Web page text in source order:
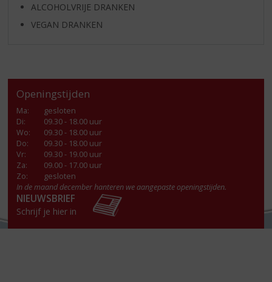
ALCOHOLVRIJE DRANKEN
VEGAN DRANKEN
Openingstijden
Ma:
gesloten
Di:
09.30 - 18.00 uur
Wo:
09.30 - 18.00 uur
Do:
09.30 - 18.00 uur
Vr:
09.30 - 19.00 uur
Za:
09.00 - 17.00 uur
Zo:
gesloten
In de maand december hanteren we aangepaste openingstijden.
NIEUWSBRIEF
Schrijf je hier in